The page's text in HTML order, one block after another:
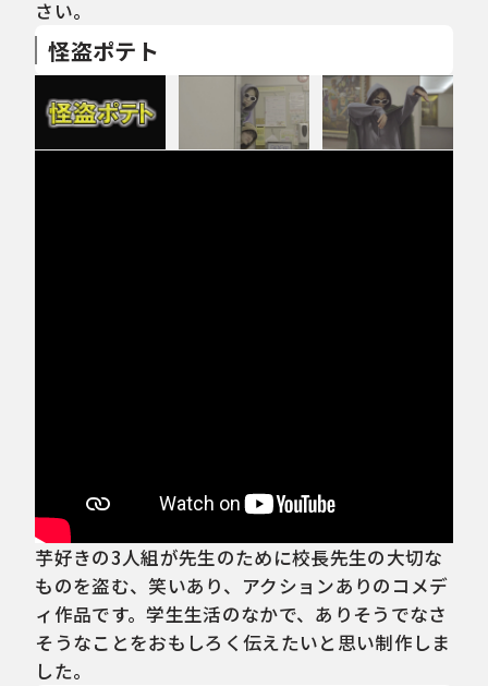
さい。
怪盗ポテト
芋好きの3人組が先生のために校長先生の大切な
ものを盗む、笑いあり、アクションありのコメデ
ィ作品です。学生生活のなかで、ありそうでなさ
そうなことをおもしろく伝えたいと思い制作しま
した。